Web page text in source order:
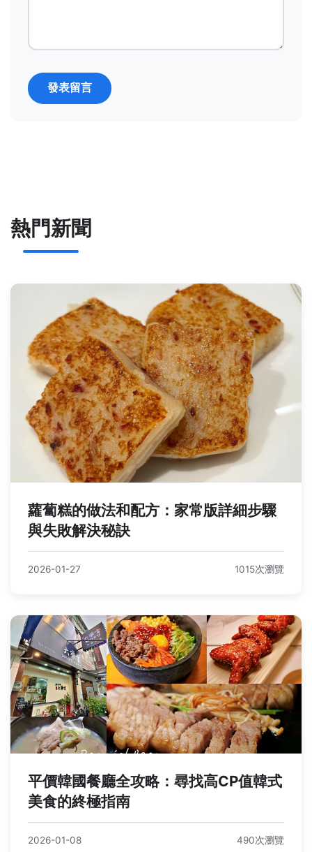
發表留言
熱門新聞
蘿蔔糕的做法和配方：家常版詳細步驟
與失敗解決秘訣
2026-01-27 1015次瀏覽
平價韓國餐廳全攻略：尋找高CP值韓式
美食的終極指南
2026-01-08 490次瀏覽